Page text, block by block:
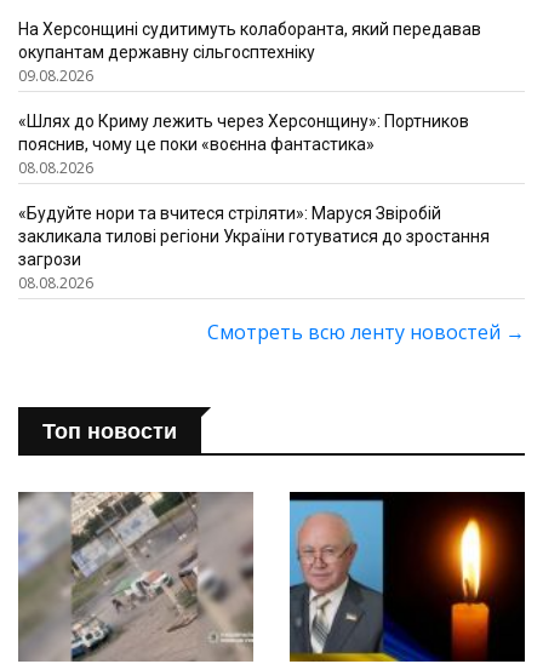
На Херсонщині судитимуть колаборанта, який передавав
окупантам державну сільгосптехніку
09.08.2026
«Шлях до Криму лежить через Херсонщину»: Портников
пояснив, чому це поки «воєнна фантастика»
08.08.2026
«Будуйте нори та вчитеся стріляти»: Маруся Звіробій
закликала тилові регіони України готуватися до зростання
загрози
08.08.2026
Смотреть всю ленту новостей →
Топ новости